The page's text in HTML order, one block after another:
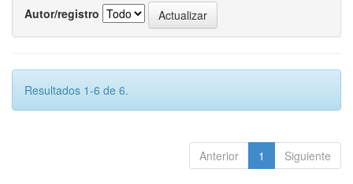
Autor/registro
Resultados 1-6 de 6.
Anterior 1 Siguiente